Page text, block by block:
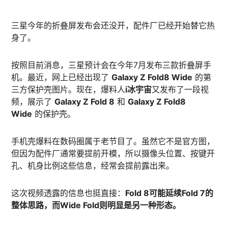
三星今年的折叠屏发布会还没开，配件厂已经开始替它热
身了。
按照目前消息，三星预计会在今年7月发布三款折叠屏手
机。最近，网上已经出现了Galaxy Z Fold8 Wide 的第
三方保护壳图片。现在，爆料人i冰宇宙又发布了一段视
频，展示了Galaxy Z Fold 8 和Galaxy Z Fold8
Wide 的保护壳。
手机壳爆料在数码圈属于老节目了。虽然它不是官方图，
但因为配件厂通常要提前开模，所以摄像头位置、按键开
孔、机身比例这些信息，经常会提前露出来。
这次视频透露的信息也挺直接： Fold 8可能延续Fold 7的
整体思路，而Wide Fold则明显是另一种形态。